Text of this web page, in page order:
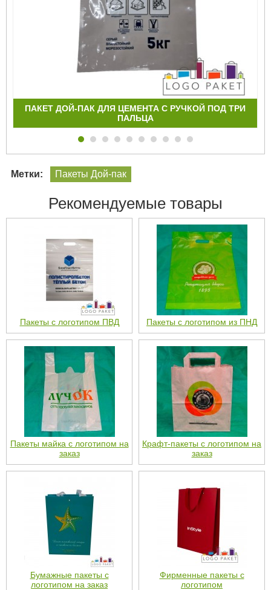
ПАКЕТ ДОЙ-ПАК ДЛЯ ЦЕМЕНТА С РУЧКОЙ ПОД ТРИ
ПАЛЬЦА
Метки: Пакеты Дой-пак
Рекомендуемые товары
Пакеты с логотипом ПВД Пакеты с логотипом из ПНД
Пакеты майка с логотипом на
заказ
Крафт-пакеты с логотипом на
заказ
Бумажные пакеты с
логотипом на заказ
Фирменные пакеты с
логотипом